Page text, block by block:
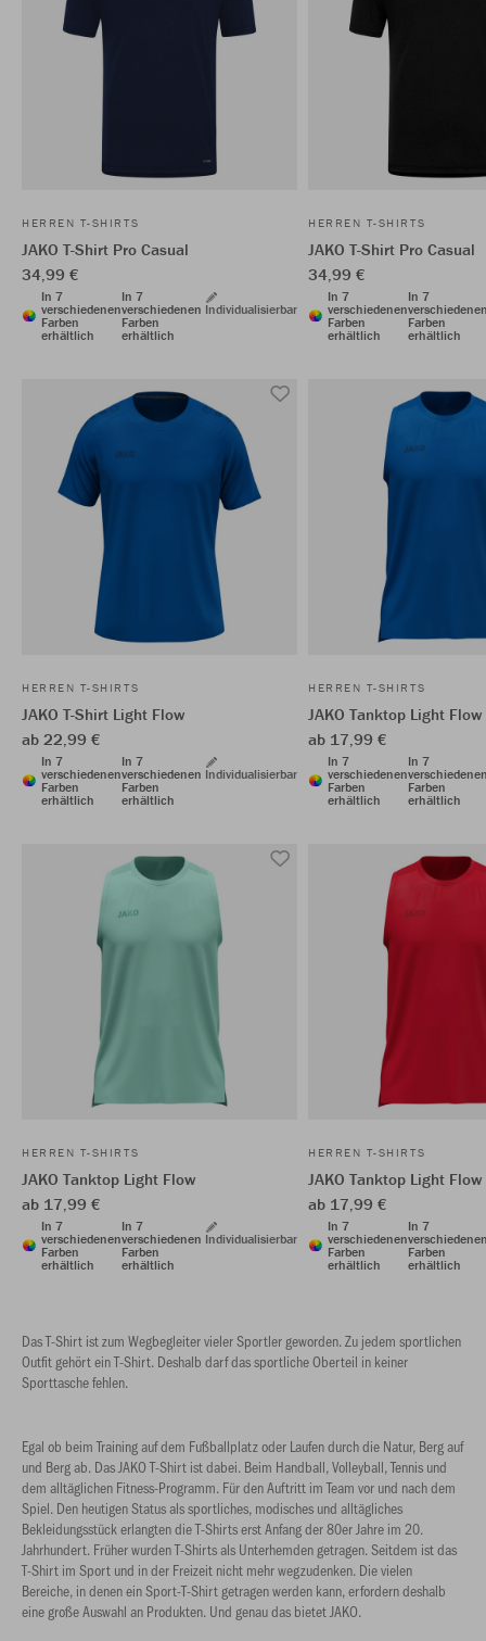
HERREN T-SHIRTS
JAKO T-Shirt Pro Casual
34,99 €
In 7
verschiedenen
Farben
erhältlich
In 7
verschiedenen
Farben
erhältlich
Individualisierbar
HERREN T-SHIRTS
JAKO T-Shirt Pro Casual
34,99 €
In 7
verschiedenen
Farben
erhältlich
In 7
Farben
erhältlich
HERREN T-SHIRTS
JAKO T-Shirt Light Flow
ab 22,99 €
In 7
verschiedenen
Farben
erhältlich
In 7
verschiedenen
Farben
erhältlich
Individualisierbar
HERREN T-SHIRTS
JAKO Tanktop Light Flow
ab 17,99 €
In 7
verschiedenen
Farben
erhältlich
In 7
Farben
erhältlich
HERREN T-SHIRTS
JAKO Tanktop Light Flow
ab 17,99 €
In 7
verschiedenen
Farben
erhältlich
In 7
verschiedenen
Farben
erhältlich
Individualisierbar
HERREN T-SHIRTS
JAKO Tanktop Light Flow
ab 17,99 €
In 7
verschiedenen
Farben
erhältlich
In 7
Farben
erhältlich
Das T-Shirt ist zum Wegbegleiter vieler Sportler geworden. Zu jedem sportlichen
Outfit gehört ein T-Shirt. Deshalb darf das sportliche Oberteil in keiner
Sporttasche fehlen.
Egal ob beim Training auf dem Fußballplatz oder Laufen durch die Natur, Berg auf
und Berg ab. Das JAKO T-Shirt ist dabei. Beim Handball, Volleyball, Tennis und
dem alltäglichen Fitness-Programm. Für den Auftritt im Team vor und nach dem
Spiel. Den heutigen Status als sportliches, modisches und alltägliches
Bekleidungsstück erlangten die T-Shirts erst Anfang der 80er Jahre im 20.
Jahrhundert. Früher wurden T-Shirts als Unterhemden getragen. Seitdem ist das
T-Shirt im Sport und in der Freizeit nicht mehr wegzudenken. Die vielen
Bereiche, in denen ein Sport-T-Shirt getragen werden kann, erfordern deshalb
eine große Auswahl an Produkten. Und genau das bietet JAKO.